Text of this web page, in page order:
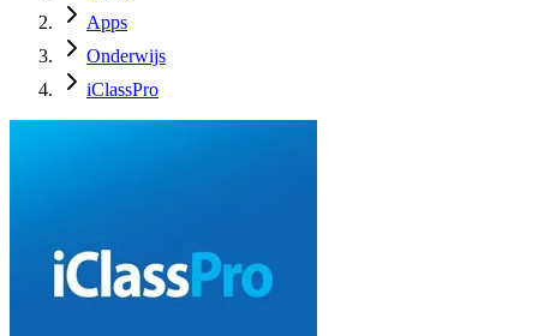
Apps
Onderwijs
iClassPro